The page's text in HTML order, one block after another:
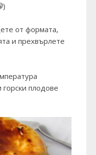
)
от формата,
и прехвърлете
плодове